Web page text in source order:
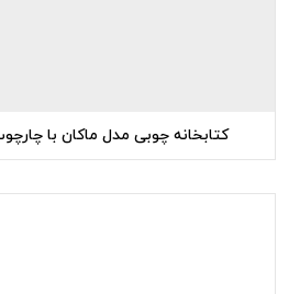
کتابخانه چوبی مدل ماکان با